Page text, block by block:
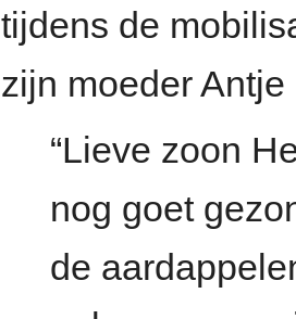
tijdens de
zijn moeder
“Lieve zoon
nog goet
de